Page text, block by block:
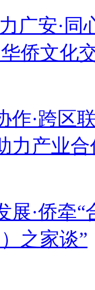
力广安·
侨文化
作·跨区
力产业
展·侨牵
之家谈”